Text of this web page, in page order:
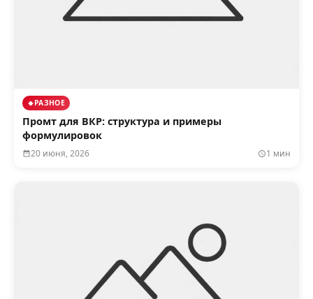
РАЗНОЕ
Промт для ВКР: структура и примеры
формулировок
20 июня, 2026 1 мин